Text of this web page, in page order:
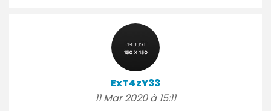
ExT4zY33
11 Mar 2020 à 15:11